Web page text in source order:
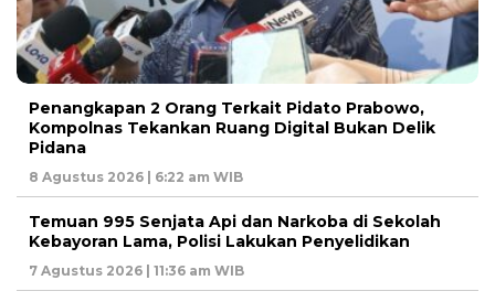
Penangkapan 2 Orang Terkait Pidato Prabowo,
Kompolnas Tekankan Ruang Digital Bukan Delik
Pidana
8 Agustus 2026 | 6:22 am WIB
Temuan 995 Senjata Api dan Narkoba di Sekolah
Kebayoran Lama, Polisi Lakukan Penyelidikan
7 Agustus 2026 | 11:36 am WIB